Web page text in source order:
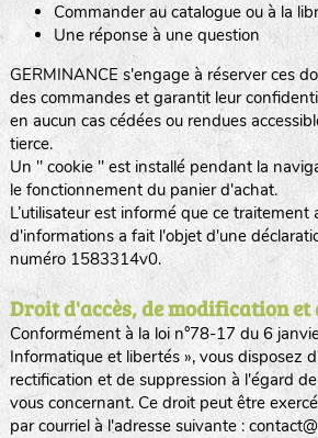
Commander au catalogue ou à la
Une réponse à une question
GERMINANCE s'engage à réserver ces
des commandes et garantit leur
en aucun cas cédées ou rendues
tierce.
Un " cookie " est installé pendant la
le fonctionnement du panier d'achat.
L’utilisateur est informé que ce traitement
d'informations a fait l'objet d'une
numéro 1583314v0.
Droit d'accès, de modification et
Conformément à la loi n°78-17 du 6
Informatique et libertés », vous disposez
rectification et de suppression à l'égard
vous concernant. Ce droit peut être
par courriel à l'adresse suivante :